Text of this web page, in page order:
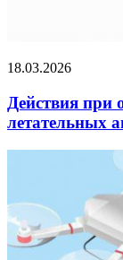
18.03.2026
Действия при
летательных